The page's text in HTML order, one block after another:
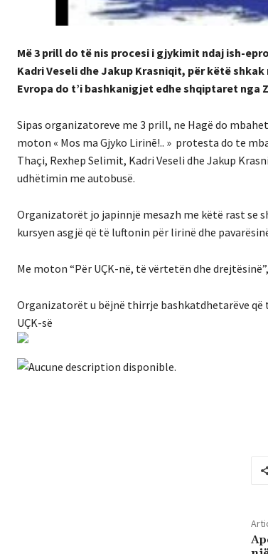
Më 3 prill do të nis procesi i gjykimit ndaj ish-
Kadri Veseli dhe Jakup Krasniqit, për këtë
Evropa do t’i bashkanigjet edhe shqiptaret nga
Sipas organizatoreve me 3 prill, ne Hagë do
moton « Mos ma Gjyko Lirinē!.. » protesta do te
Thaçi, Rexhep Selimit, Kadri Veseli dhe Jakup
udhëtimin me autobusë.
Organizatorët jo japinnjë mesazh me këtë rast se
kursyen asgjë që të luftonin për lirinë dhe
Me moton “Për UÇK-në, të vërtetën dhe
Organizatorët u bëjnë thirrje bashkatdhetarëve
UÇK-së